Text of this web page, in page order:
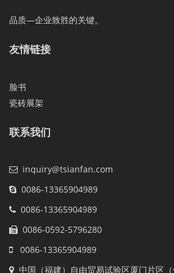
品质—企业致胜的关键。
友情链接
脸书
瓷砖展架
联系我们
inquiry@tsianfan.com
0086-13365904989
0086-13365904989
0086-0592-5796280
0086-13365904989
中国（福建）自由贸易试验区厦门片区